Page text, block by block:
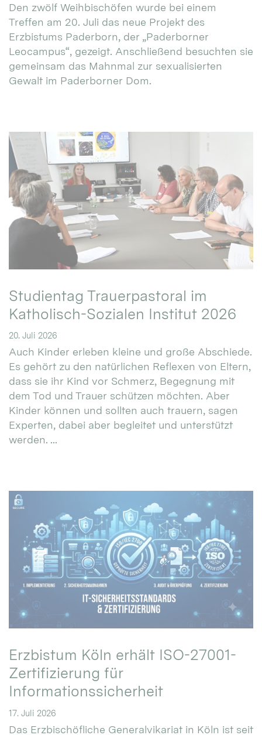
Den zwölf Weihbischöfen wurde bei einem
Treffen am 20. Juli das neue Projekt des
Erzbistums Paderborn, der „Paderborner
Leocampus“, gezeigt. Anschließend besuchten sie
gemeinsam das Mahnmal zur sexualisierten
Gewalt im Paderborner Dom.
Studientag Trauerpastoral im
Katholisch-Sozialen Institut 2026
20. Juli 2026
Auch Kinder erleben kleine und große Abschiede.
Es gehört zu den natürlichen Reflexen von Eltern,
dass sie ihr Kind vor Schmerz, Begegnung mit
dem Tod und Trauer schützen möchten. Aber
Kinder können und sollten auch trauern, sagen
Experten, dabei aber begleitet und unterstützt
werden. ...
Erzbistum Köln erhält ISO-27001-
Zertifizierung für
Informationssicherheit
17. Juli 2026
Das Erzbischöfliche Generalvikariat in Köln ist seit